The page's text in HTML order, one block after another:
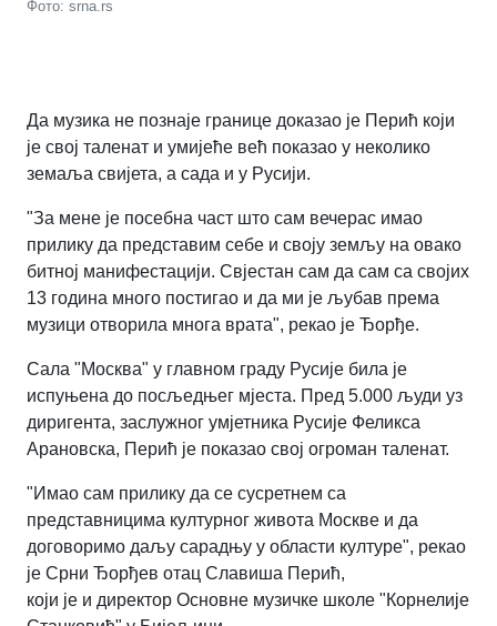
Фото: srna.rs
Да музика не познаје границе доказао је Перић који
је свој таленат и умијеће већ показао у неколико
земаља свијета, а сада и у Русији.
"За мене је посебна част што сам вечерас имао
прилику да представим себе и своју земљу на овако
битној манифестацији. Свјестан сам да сам са својих
13 година много постигао и да ми је љубав према
музици отворила многа врата", рекао је Ђорђе.
Сала "Москва" у главном граду Русије била је
испуњена до посљедњег мјеста. Пред 5.000 људи уз
диригента, заслужног умјетника Русије Феликса
Арановска, Перић је показао свој огроман таленат.
"Имао сам прилику да се сусретнем са
представницима културног живота Москве и да
договоримо даљу сарадњу у области културе", рекао
је Срни Ђорђев отац Славиша Перић,
који је и директор Основне музичке школе "Корнелије